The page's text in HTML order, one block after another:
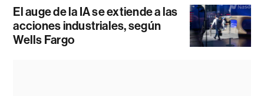
El auge de la IA se extiende a las
acciones industriales, según
Wells Fargo